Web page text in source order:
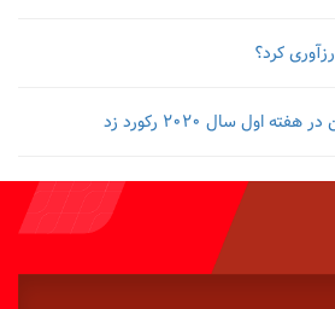
کرد؟
سال 2020 رکورد زد